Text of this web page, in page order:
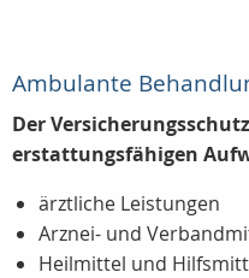
Ambulante
Der
erstattungsfähigen
ärztliche Leistungen
Arznei- und
Heilmittel und